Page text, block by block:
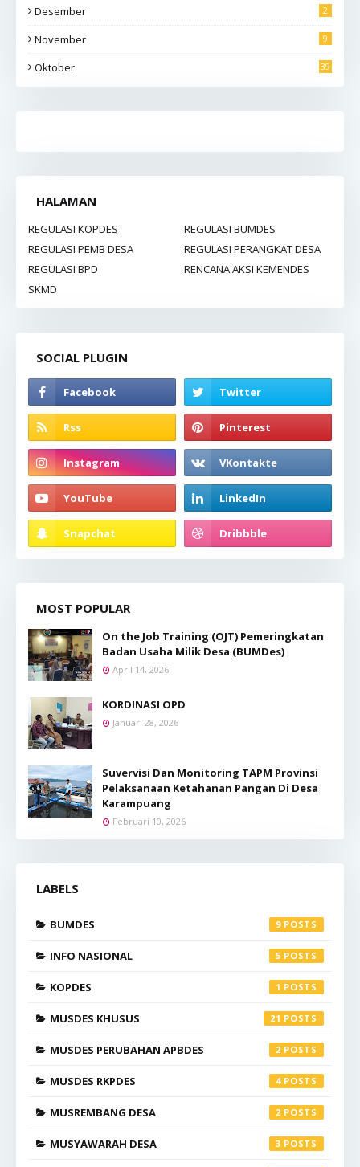
Desember 2
November 9
Oktober 39
HALAMAN
REGULASI KOPDES
REGULASI BUMDES
REGULASI PEMB DESA
REGULASI PERANGKAT DESA
REGULASI BPD
RENCANA AKSI KEMENDES
SKMD
SOCIAL PLUGIN
MOST POPULAR
On the Job Training (OJT) Pemeringkatan
Badan Usaha Milik Desa (BUMDes)
April 14, 2026
KORDINASI OPD
Januari 28, 2026
Suvervisi Dan Monitoring TAPM Provinsi
Pelaksanaan Ketahanan Pangan Di Desa
Karampuang
Februari 10, 2026
LABELS
BUMDES 9
INFO NASIONAL 5
KOPDES 1
MUSDES KHUSUS 21
MUSDES PERUBAHAN APBDES 2
MUSDES RKPDES 4
MUSREMBANG DESA 2
MUSYAWARAH DESA 3